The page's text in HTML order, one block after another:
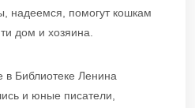
надеемся, помогут кошкам
дом и хозяина.
Библиотеке Ленина
и юные писатели,